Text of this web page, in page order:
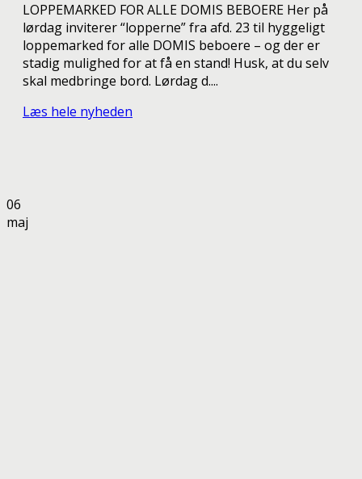
LOPPEMARKED FOR ALLE DOMIS BEBOERE Her på
lørdag inviterer “lopperne” fra afd. 23 til hyggeligt
loppemarked for alle DOMIS beboere – og der er
stadig mulighed for at få en stand! Husk, at du selv
skal medbringe bord. Lørdag d....
Læs hele nyheden
06
maj